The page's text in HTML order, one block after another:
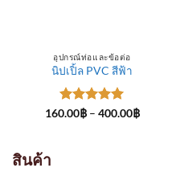
อุปกรณ์ท่อและข้อต่อ
นิปเปิ้ล PVC สีฟ้า
ให้คะแนน
160.00฿ – 400.00฿Price
สินค้า